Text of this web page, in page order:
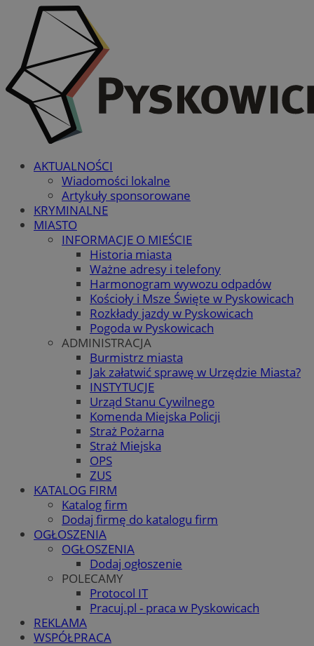
AKTUALNOŚCI
Wiadomości lokalne
Artykuły sponsorowane
KRYMINALNE
MIASTO
INFORMACJE O MIEŚCIE
Historia miasta
Ważne adresy i telefony
Harmonogram wywozu odpadów
Kościoły i Msze Święte w Pyskowicach
Rozkłady jazdy w Pyskowicach
Pogoda w Pyskowicach
ADMINISTRACJA
Burmistrz miasta
Jak załatwić sprawę w Urzędzie Miasta?
INSTYTUCJE
Urząd Stanu Cywilnego
Komenda Miejska Policji
Straż Pożarna
Straż Miejska
OPS
ZUS
KATALOG FIRM
Katalog firm
Dodaj firmę do katalogu firm
OGŁOSZENIA
OGŁOSZENIA
Dodaj ogłoszenie
POLECAMY
Protocol IT
Pracuj.pl - praca w Pyskowicach
REKLAMA
WSPÓŁPRACA